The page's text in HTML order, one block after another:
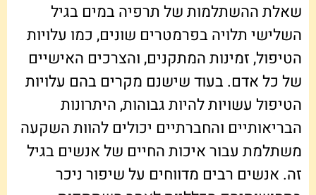
שאלת ההשתלמות של תרפיה במים בגיל
השלישי תלויה בפרמטרים שונים, כמו עלויות
הטיפול, זמינות המתקנים, והצרכים האישיים
של כל אדם. בעוד שישנם מקרים בהם עלויות
הטיפול עשויות להיות גבוהות, היתרונות
הבריאותיים והחברתיים יכולים להוות השקעה
משתלמת עבור איכות החיים של אנשים בגיל
זה. אנשים רבים מדווחים על שיפור ניכר